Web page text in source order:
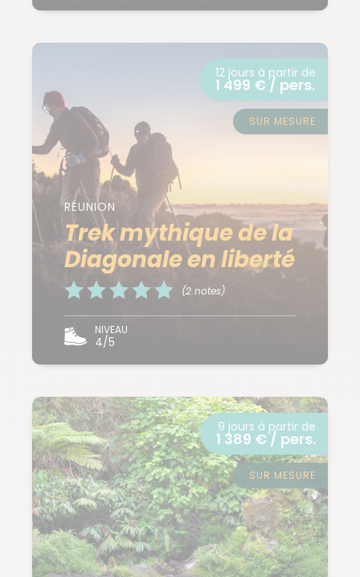
RÉUNION
Trek mythique de la
Diagonale en liberté
(2 notes)
NIVEAU
4/5
12 jours à partir de
1 499 € / pers.
SUR MESURE
9 jours à partir de
1 389 € / pers.
SUR MESURE